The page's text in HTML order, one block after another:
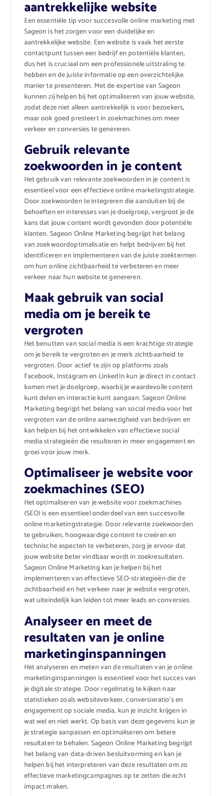
aantrekkelijke website
Een essentiële tip voor succesvolle online marketing met
Sageon is het zorgen voor een duidelijke en
aantrekkelijke website. Een website is vaak het eerste
contactpunt tussen een bedrijf en potentiële klanten,
dus het is cruciaal om een professionele uitstraling te
hebben en de juiste informatie op een overzichtelijke
manier te presenteren. Met de expertise van Sageon
kunnen zij helpen bij het optimaliseren van jouw website,
zodat deze niet alleen aantrekkelijk is voor bezoekers,
maar ook goed presteert in zoekmachines om meer
verkeer en conversies te genereren.
Gebruik relevante
zoekwoorden in je content
Het gebruik van relevante zoekwoorden in je content is
essentieel voor een effectieve online marketingstrategie.
Door zoekwoorden te integreren die aansluiten bij de
behoeften en interesses van je doelgroep, vergroot je de
kans dat jouw content wordt gevonden door potentiële
klanten. Sageon Online Marketing begrijpt het belang
van zoekwoordoptimalisatie en helpt bedrijven bij het
identificeren en implementeren van de juiste zoektermen
om hun online zichtbaarheid te verbeteren en meer
verkeer naar hun website te genereren.
Maak gebruik van social
media om je bereik te
vergroten
Het benutten van social media is een krachtige strategie
om je bereik te vergroten en je merk zichtbaarheid te
vergroten. Door actief te zijn op platforms zoals
Facebook, Instagram en LinkedIn kun je direct in contact
komen met je doelgroep, waarbij je waardevolle content
kunt delen en interactie kunt aangaan. Sageon Online
Marketing begrijpt het belang van social media voor het
vergroten van de online aanwezigheid van bedrijven en
kan helpen bij het ontwikkelen van effectieve social
media strategieën die resulteren in meer engagement en
groei voor jouw merk.
Optimaliseer je website voor
zoekmachines (SEO)
Het optimaliseren van je website voor zoekmachines
(SEO) is een essentieel onderdeel van een succesvolle
online marketingstrategie. Door relevante zoekwoorden
te gebruiken, hoogwaardige content te creëren en
technische aspecten te verbeteren, zorg je ervoor dat
jouw website beter vindbaar wordt in zoekresultaten.
Sageon Online Marketing kan je helpen bij het
implementeren van effectieve SEO-strategieën die de
zichtbaarheid en het verkeer naar je website vergroten,
wat uiteindelijk kan leiden tot meer leads en conversies.
Analyseer en meet de
resultaten van je online
marketinginspanningen
Het analyseren en meten van de resultaten van je online
marketinginspanningen is essentieel voor het succes van
je digitale strategie. Door regelmatig te kijken naar
statistieken zoals websiteverkeer, conversieratio’s en
engagement op sociale media, kun je inzicht krijgen in
wat wel en niet werkt. Op basis van deze gegevens kun je
je strategie aanpassen en optimaliseren om betere
resultaten te behalen. Sageon Online Marketing begrijpt
het belang van data-driven besluitvorming en kan je
helpen bij het interpreteren van deze resultaten om zo
effectieve marketingcampagnes op te zetten die echt
impact maken.